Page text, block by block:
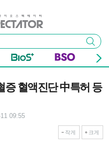
터
검색
증 혈액진단 中특허 등
09:55
작게 크게